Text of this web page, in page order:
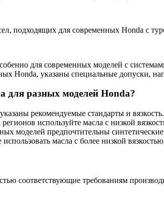
подходящих для современных Honda с
для современных моделей с
Honda, указаны специальные допуски,
для разных моделей Honda?
рекомендуемые стандарты и вязкость.
используйте масла с низкой
моделей предпочтительны
масла с более низкой
соответствующие требованиям